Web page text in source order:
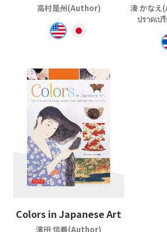
高村是州(Author)
湊 かな
ปราดเ
Colors in Japanese Art
濱田 信義(Author)